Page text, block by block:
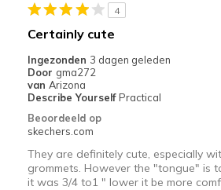
Stylish
Beste toepassingen
Casual Wear
Sizing
View On Shoes
Shoes are for
4
Certainly cute
Ingezonden 3 dagen geleden
Door gma272
van Arizona
Describe Yourself Practical
Beoordeeld op
skechers.com
They are definitely cute, especially
grommets. However the "tongue" is
it was 3/4 to1 " lower it be more